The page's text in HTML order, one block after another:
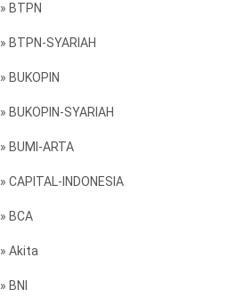
» BTPN
» BTPN-SYARIAH
» BUKOPIN
» BUKOPIN-SYARIAH
» BUMI-ARTA
» CAPITAL-INDONESIA
» BCA
» Akita
» BNI